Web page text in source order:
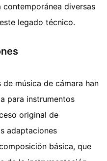
contemporánea diversas
legado técnico.
música de cámara han
para instrumentos
original de
adaptaciones
básica, que